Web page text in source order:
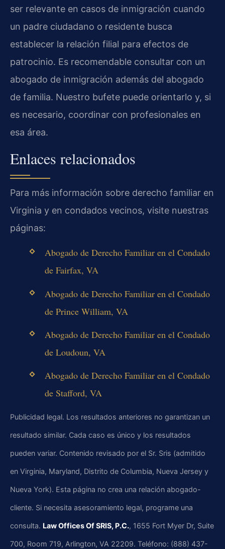
ser relevante en casos de inmigración cuando
un padre ciudadano o residente busca
establecer la relación filial para efectos de
patrocinio. Es recomendable consultar con un
abogado de inmigración además del abogado
de familia. Nuestro bufete puede orientarlo y, si
es necesario, coordinar con profesionales en
esa área.
Enlaces relacionados
Para más información sobre derecho familiar en
Virginia y en condados vecinos, visite nuestras
páginas:
Abogado de Derecho Familiar en el Condado
de Fairfax, VA
Abogado de Derecho Familiar en el Condado
de Prince William, VA
Abogado de Derecho Familiar en el Condado
de Loudoun, VA
Abogado de Derecho Familiar en el Condado
de Stafford, VA
Publicidad legal. Los resultados anteriores no garantizan un
resultado similar. Cada caso es único y los resultados
pueden variar. Contenido revisado por el Sr. Sris (admitido
en Virginia, Maryland, Distrito de Columbia, Nueva Jersey y
Nueva York). Esta página no crea una relación abogado-
cliente. Si necesita asesoramiento legal, programe una
consulta. Law Offices Of SRIS, P.C., 1655 Fort Myer Dr, Suite
700, Room 719, Arlington, VA 22209. Teléfono: (888) 437-